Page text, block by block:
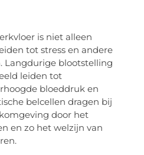
is niet alleen
tot stress en andere
Langdurige blootstelling
leiden tot
bloeddruk en
belcellen dragen bij
door het
en zo het welzijn van